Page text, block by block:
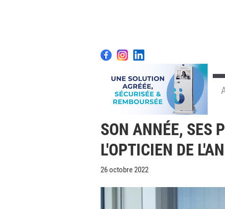
SON ANNÉE, SES
L'OPTICIEN DE
26 octobre 2022